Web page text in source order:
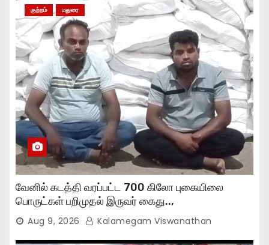
குற்றம் மதுரை
வேனில் கடத்தி வரப்பட்ட 700 கிலோ புகையிலை
பொருட்கள் பறிமுதல் இருவர் கைது..,
Aug 9, 2026 Kalamegam Viswanathan